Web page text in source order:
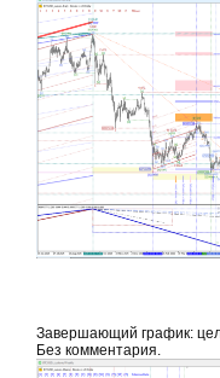
Завершающий график:
Без комментария.